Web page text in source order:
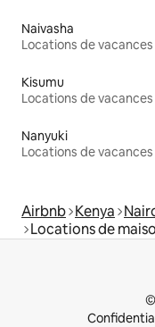
Naivasha
Locations de vacances
Kisumu
Locations de vacances
Nanyuki
Locations de vacances
Airbnb Kenya
Locations de
©